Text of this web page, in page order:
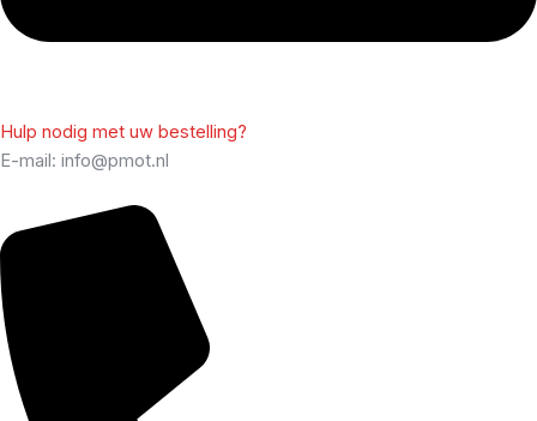
Hulp nodig met uw bestelling?
E-mail: info@pmot.nl